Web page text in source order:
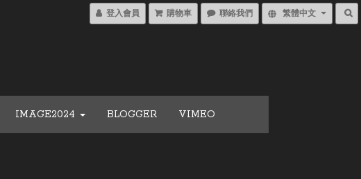
登入會員 購物車 聯絡我們 繁體中文
IMAGE2024 BLOGGER VIMEO